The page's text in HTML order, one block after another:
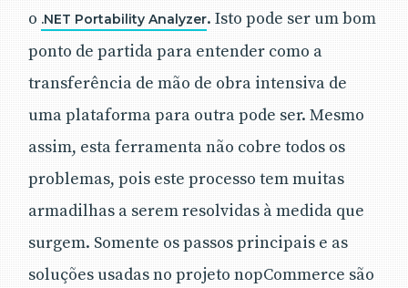
o .NET Portability Analyzer. Isto pode ser um bom
ponto de partida para entender como a
transferência de mão de obra intensiva de
uma plataforma para outra pode ser. Mesmo
assim, esta ferramenta não cobre todos os
problemas, pois este processo tem muitas
armadilhas a serem resolvidas à medida que
surgem. Somente os passos principais e as
soluções usadas no projeto nopCommerce são